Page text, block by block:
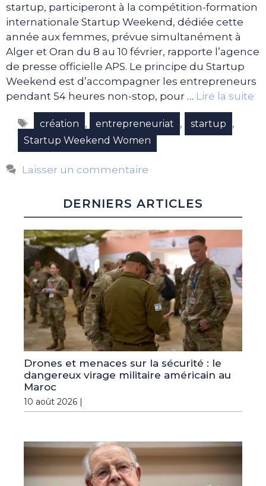
startup, participeront à la compétition-formation
internationale Startup Weekend, dédiée cette
année aux femmes, prévue simultanément à
Alger et Oran du 8 au 10 février, rapporte l’agence
de presse officielle APS. Le principe du Startup
Weekend est d’accompagner les entrepreneurs
pendant 54 heures non-stop, pour … Lire la suite
Étiquettes
création , entrepreneuriat , startup ,
Startup Weekend Women
Laisser un commentaire
DERNIERS ARTICLES
Drones et menaces sur la sécurité : le
dangereux virage militaire américain au
Maroc
10 août 2026 |